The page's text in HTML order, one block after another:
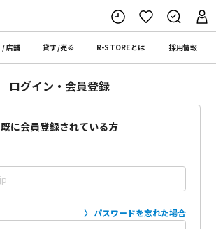
/店舗 貸す/売る R-STOREとは 採用情報
ログイン・会員登録
既に会員登録されている方
パスワードを忘れた場合